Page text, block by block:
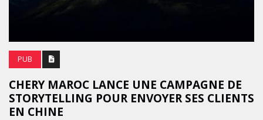
PUB
CHERY MAROC LANCE UNE CAMPAGNE DE
STORYTELLING POUR ENVOYER SES CLIENTS
EN CHINE